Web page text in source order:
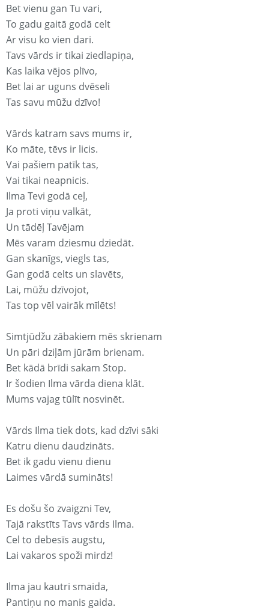
Bet vienu gan Tu vari,
To gadu gaitā godā celt
Ar visu ko vien dari.
Tavs vārds ir tikai ziedlapiņa,
Kas laika vējos plīvo,
Bet lai ar uguns dvēseli
Tas savu mūžu dzīvo!
Vārds katram savs mums ir,
Ko māte, tēvs ir licis.
Vai pašiem patīk tas,
Vai tikai neapnicis.
Ilma Tevi godā ceļ,
Ja proti viņu valkāt,
Un tādēļ Tavējam
Mēs varam dziesmu dziedāt.
Gan skanīgs, viegls tas,
Gan godā celts un slavēts,
Lai, mūžu dzīvojot,
Tas top vēl vairāk mīlēts!
Simtjūdžu zābakiem mēs skrienam
Un pāri dziļām jūrām brienam.
Bet kādā brīdi sakam Stop.
Ir šodien Ilma vārda diena klāt.
Mums vajag tūlīt nosvinēt.
Vārds Ilma tiek dots, kad dzīvi sāki
Katru dienu daudzināts.
Bet ik gadu vienu dienu
Laimes vārdā sumināts!
Es došu šo zvaigzni Tev,
Tajā rakstīts Tavs vārds Ilma.
Cel to debesīs augstu,
Lai vakaros spoži mirdz!
Ilma jau kautri smaida,
Pantiņu no manis gaida.